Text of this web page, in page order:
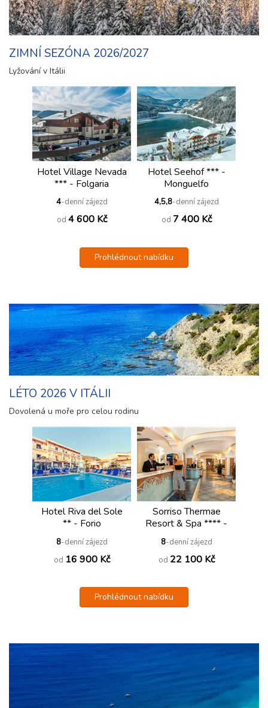
ZIMNÍ SEZÓNA 2026/2027
Lyžování v Itálii
Hotel Village Nevada
*** - Folgaria
4-denní zájezd
od 4 600 Kč
Hotel Seehof *** -
Monguelfo
4,5,8-denní zájezd
od 7 400 Kč
Prohlédnout nabídku
LÉTO 2026 V ITÁLII
Dovolená u moře pro celou rodinu
Hotel Riva del Sole
** - Forio
8-denní zájezd
od 16 900 Kč
Sorriso Thermae
Resort & Spa **** -
Forio
8-denní zájezd
od 22 100 Kč
Prohlédnout nabídku